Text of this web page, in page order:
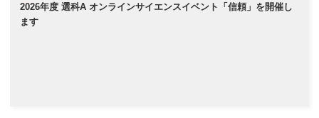
2026年度 選科A オンラインサイエンスイベント「信頼」を開催し
ます